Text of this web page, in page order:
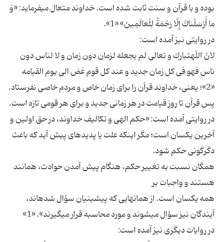
بوده و با قرآن و سنت ثابت شده است. خداوند متعال مى‏فرمايد: «وَ
ما أَرْسَلْناكَ إِلَّا رَحْمَةً لِلْعالَمِينَ» «1».
در روايتى نيز آمده است:
لانّ اللّه‏تبارك و تعالى لم يجعله لزمان دون زمان و لا لناس دون
ناس فهو فى كل زمان جديد و عند كل قوم غض الى يوم القيامه‏
«2»؛ يعنى، خداوند قرآن را براى زمان خاص و مردم خاصى نفرستاد.
پس قرآن تا روز قيامت در هر زمانى جديد و براى هر قومى تازه است.
در روايتى آمده است: «حكم الهى و تكاليف خداوند، در حق اولين و
آخرين يكسان است؛ مگر اينكه علت يا پديده‏اى پيش آيد كه باعث
دگرگونى حكم شود.
همگان نسبت به تغيير حكم، هنگام پيش آمدن حوادث، همانند
هستند و واجبات بر
همه يكسان است. از همان‏هايى كه پيشينيان سؤال شده‏اند،
آيندگان نيز سؤال مى‏شوند و مورد محاسبه قرار مى‏گيرند». «1»
در روايات ديگرى نيز آمده است: